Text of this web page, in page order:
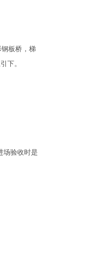
板桥，梯
下。
场验收时是